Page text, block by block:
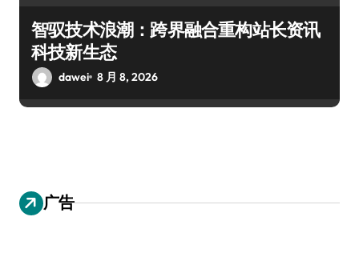
智驭技术浪潮：跨界融合重构站长资讯
科技新生态
dawei 8 月 8, 2026
广告